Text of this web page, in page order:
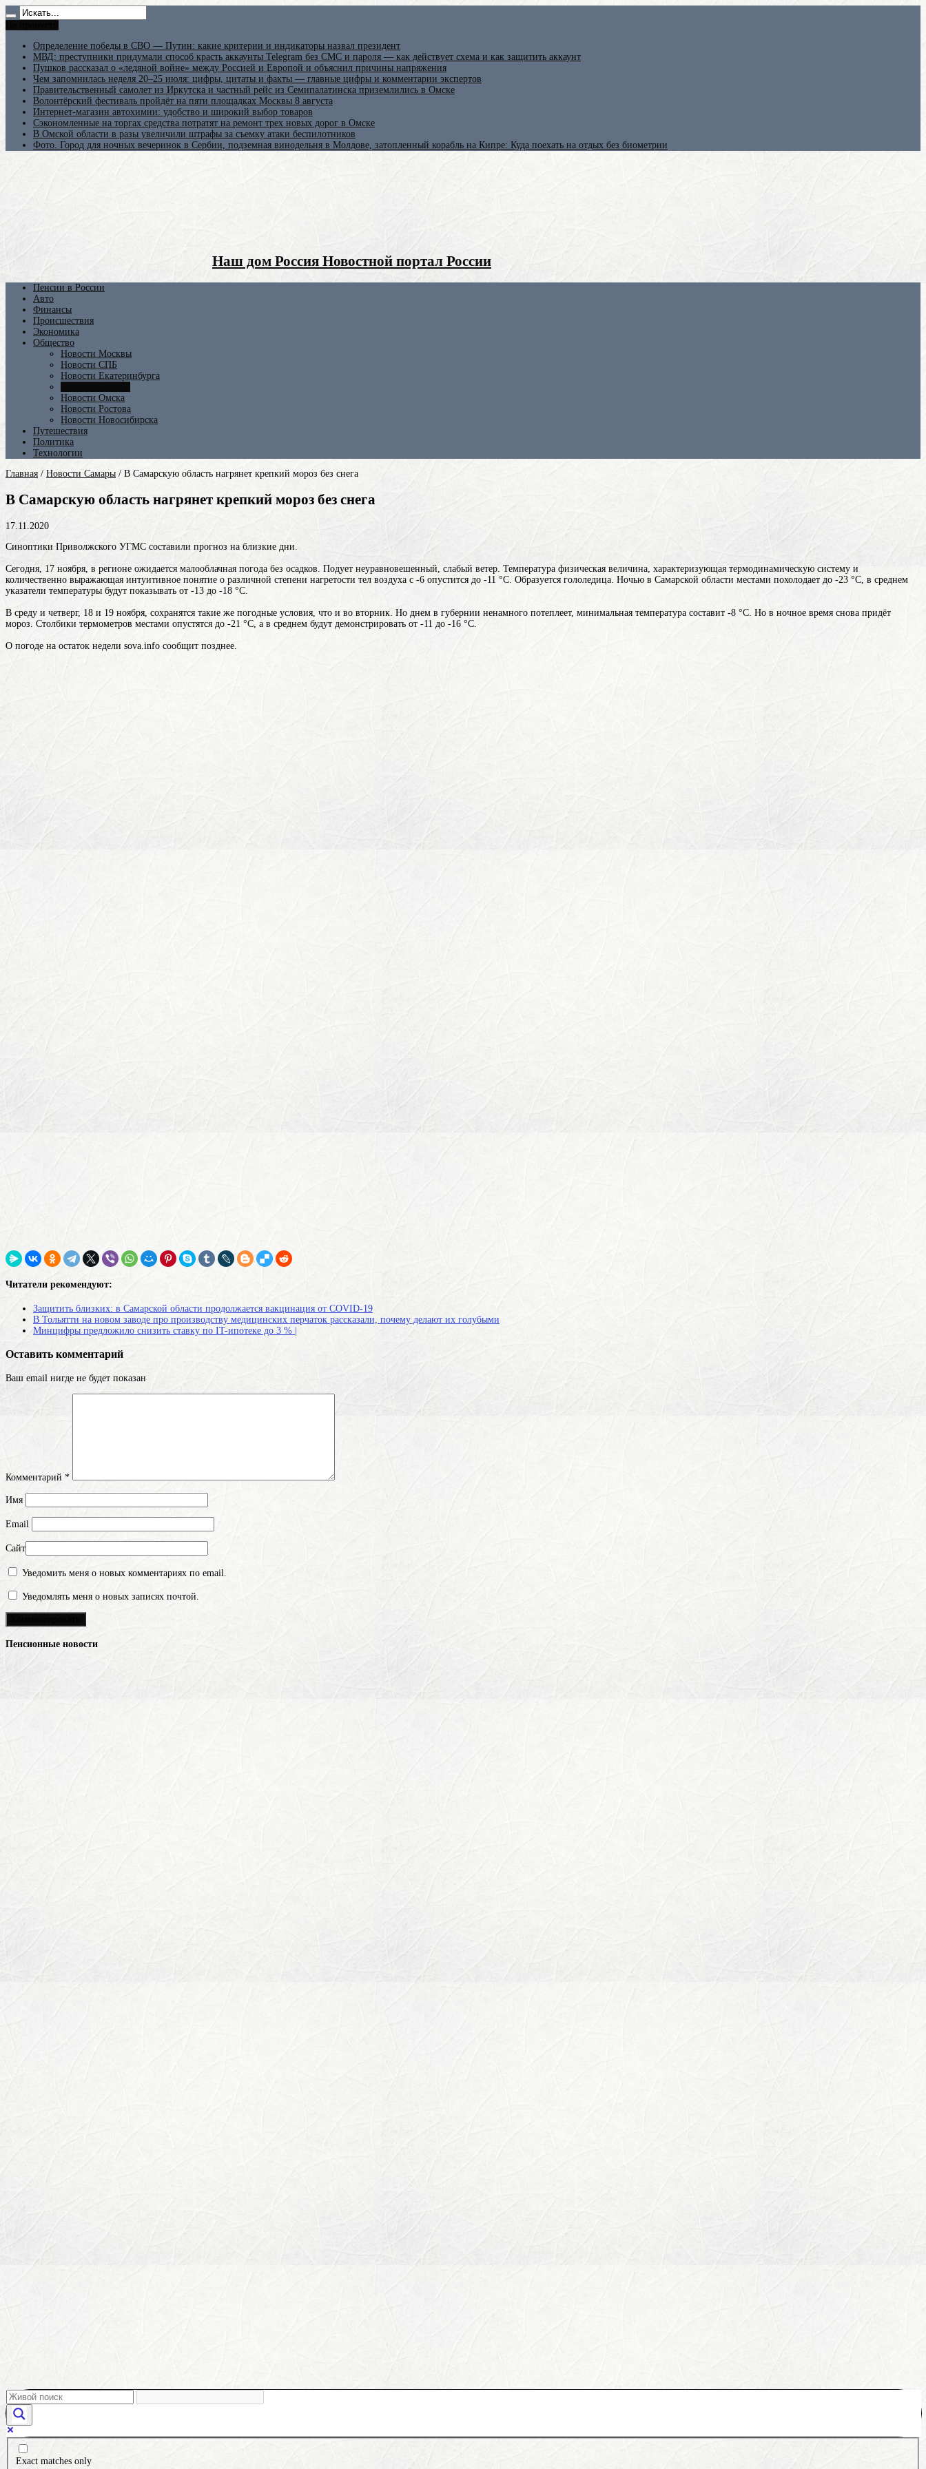
Определение победы в СВО — Путин: какие критерии и индикаторы назвал президент
МВД: преступники придумали способ красть аккаунты Telegram без СМС и пароля — как действует схема и как защитить аккаунт
Пушков рассказал о «ледяной войне» между Россией и Европой и объяснил причины напряжения
Чем запомнилась неделя 20–25 июля: цифры, цитаты и факты — главные цифры и комментарии экспертов
Правительственный самолет из Иркутска и частный рейс из Семипалатинска приземлились в Омске
Волонтёрский фестиваль пройдёт на пяти площадках Москвы 8 августа
Интернет-магазин автохимии: удобство и широкий выбор товаров
Сэкономленные на торгах средства потратят на ремонт трех новых дорог в Омске
В Омской области в разы увеличили штрафы за съемку атаки беспилотников
Фото. Город для ночных вечеринок в Сербии, подземная винодельня в Молдове, затопленный корабль на Кипре: Куда поехать на отдых без биометрии
Наш дом Россия Новостной портал России
Пенсии в России
Авто
Финансы
Происшествия
Экономика
Общество
Новости Москвы
Новости СПБ
Новости Екатеринбурга
Новости Омска
Новости Ростова
Новости Новосибирска
Путешествия
Политика
Технологии
Главная / Новости Самары / В Самарскую область нагрянет крепкий мороз без снега
В Самарскую область нагрянет крепкий мороз без снега
17.11.2020
Синоптики Приволжского УГМС составили прогноз на близкие дни.
Сегодня, 17 ноября, в регионе ожидается малооблачная погода без осадков. Подует неуравновешенный, слабый ветер. Температура физическая величина, характеризующая термодинамическую систему и
количественно выражающая интуитивное понятие о различной степени нагретости тел воздуха с -6 опустится до -11 °C. Образуется гололедица. Ночью в Самарской области местами похолодает до -23 °C, в среднем
указатели температуры будут показывать от -13 до -18 °C.
В среду и четверг, 18 и 19 ноября, сохранятся такие же погодные условия, что и во вторник. Но днем в губернии ненамного потеплеет, минимальная температура составит -8 °C. Но в ночное время снова придёт
мороз. Столбики термометров местами опустятся до -21 °C, а в среднем будут демонстрировать от -11 до -16 °C.
О погоде на остаток недели sova.info сообщит позднее.
Читатели рекомендуют:
Защитить близких: в Самарской области продолжается вакцинация от COVID-19
В Тольятти на новом заводе про производству медицинских перчаток рассказали, почему делают их голубыми
Минцифры предложило снизить ставку по IT-ипотеке до 3 % |
Оставить комментарий
Ваш email нигде не будет показан
Комментарий *
Имя
Email
Сайт
Уведомить меня о новых комментариях по email.
Уведомлять меня о новых записях почтой.
Пенсионные новости
Exact matches only